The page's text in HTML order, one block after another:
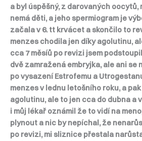
a byl úspěšný, z darovaných oocytů,
nemá děti, a jeho spermiogram je
začala v 6. tt krvácet a skončilo to
menzes chodila jen díky agolutinu,
cca 7 měsíů po revizi jsem
dvě zamražená embryjka, ale ani se
po vysazení Estrofemu a
menzes v lednu letošního roku, a
agolutinu, ale to jen cca do dubna a
i můj lékař oznámil že to vidí na
plynout a nic by nepíchal, že
po revizi, mi sliznice přestala